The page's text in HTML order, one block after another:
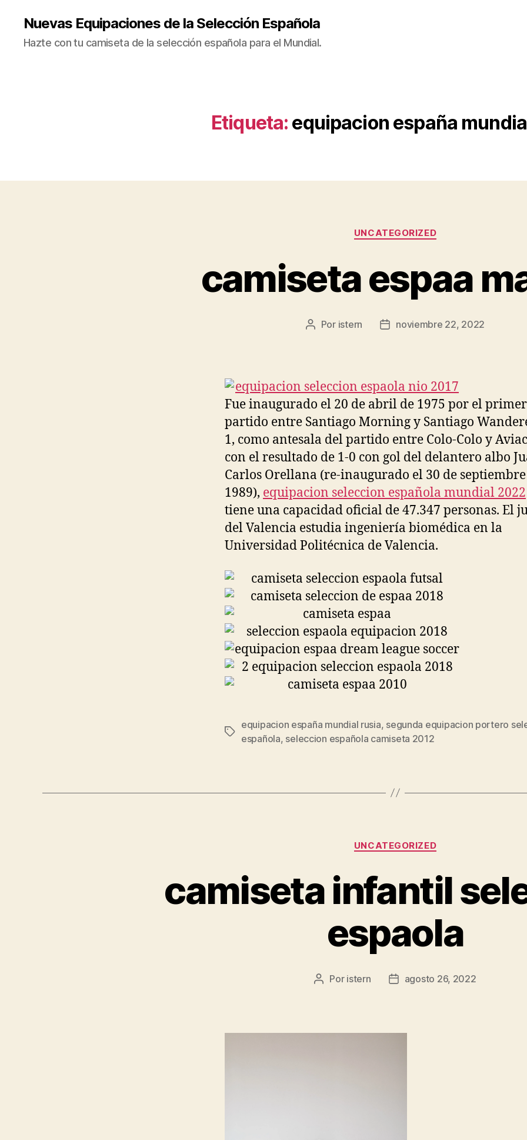
Nuevas Equipaciones de la Selección Española
Hazte con tu camiseta de la selección española para el Mundial.
Etiqueta: equipacion españa
Categorías
UNCATEGORIZED
camiseta espaa
Autor
Por istern
Fechanoviembre 22, 2022
Fue inaugurado el 20 de abril de 1975 por el primer
partido entre Santiago Morning y Santiago
1, como antesala del partido entre Colo-Colo y
con el resultado de 1-0 con gol del delantero albo
Carlos Orellana (re-inaugurado el 30 de
1989), equipacion seleccion española mundial 2022
tiene una capacidad oficial de 47.347 personas. El
del Valencia estudia ingeniería biomédica en la
Universidad Politécnica de Valencia.
Etiquetas
equipacion españa mundial rusia, segunda equipacion portero
española, seleccion española camiseta 2012
Categorías
UNCATEGORIZED
camiseta infantil
espaola
Autor
Por istern
Fechaagosto 26, 2022